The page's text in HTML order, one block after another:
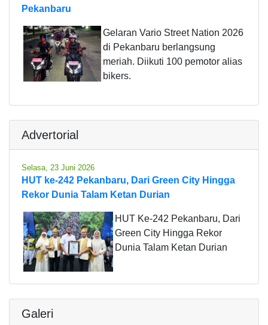
Pekanbaru
Gelaran Vario Street Nation 2026
di Pekanbaru berlangsung
meriah. Diikuti 100 pemotor alias
bikers.
Advertorial
Selasa, 23 Juni 2026
HUT ke-242 Pekanbaru, Dari Green City Hingga
Rekor Dunia Talam Ketan Durian
HUT Ke-242 Pekanbaru, Dari
Green City Hingga Rekor
Dunia Talam Ketan Durian
Galeri